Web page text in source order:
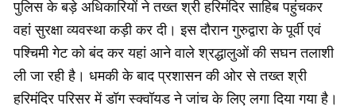
पुलिस के बड़े अधिकारियों ने तख्त श्री हरिमंदिर साहिब पहुंचकर
वहां सुरक्षा व्यवस्था कड़ी कर दी। इस दौरान गुरुद्वारा के पूर्वी एवं
पश्चिमी गेट को बंद कर यहां आने वाले श्रद्धालुओं की सघन तलाशी
ली जा रही है। धमकी के बाद प्रशासन की ओर से तख्त श्री
हरिमंदिर परिसर में डॉग स्क्वॉयड ने जांच के लिए लगा दिया गया है।